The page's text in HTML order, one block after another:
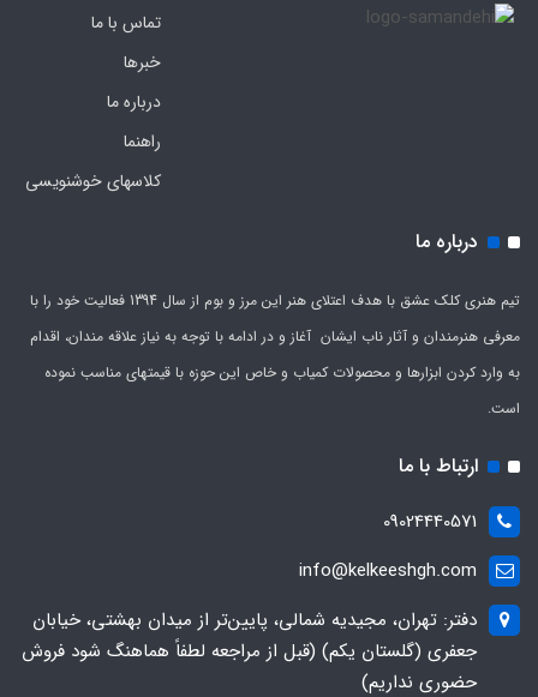
تماس با ما
خبرها
درباره ما
راهنما
کلاسهای خوشنویسی
درباره ما
تیم هنری کلک عشق با هدف اعتلای هنر این مرز و بوم از سال 1394 فعالیت خود را با
معرفی هنرمندان و آثار ناب ایشان آغاز و در ادامه با توجه به نیاز علاقه مندان، اقدام
به وارد کردن ابزارها و محصولات کمیاب و خاص این حوزه با قیمتهای مناسب نموده
است.
ارتباط با ما
09024440571
info@kelkeeshgh.com
دفتر: تهران، مجیدیه شمالی، پایین‌تر از میدان بهشتی، خیابان
جعفری (گلستان یکم) (قبل از مراجعه لطفاً هماهنگ شود فروش
حضوری نداریم)